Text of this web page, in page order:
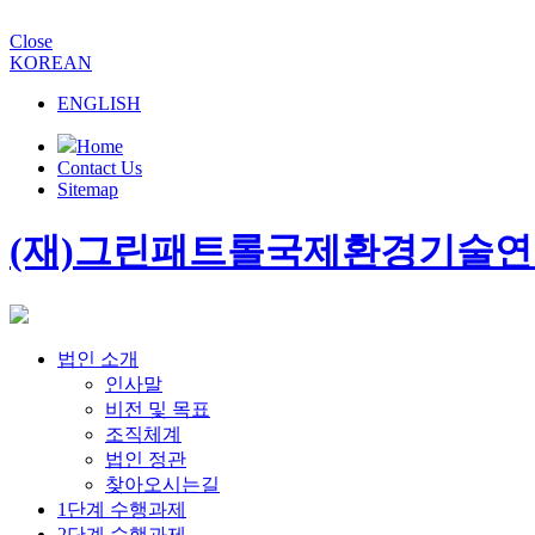
Close
KOREAN
ENGLISH
Home
Contact Us
Sitemap
(재)그린패트롤국제환경기술
법인 소개
인사말
비전 및 목표
조직체계
법인 정관
찾아오시는길
1단계 수행과제